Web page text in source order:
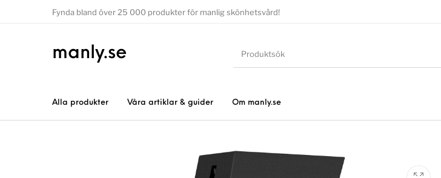
Fynda bland över 25 000 produkter för manlig skönhetsvård!
manly.se
Alla produkter Våra artiklar & guider Om manly.se